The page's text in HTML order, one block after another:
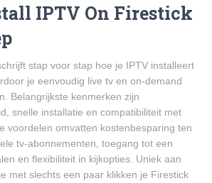
IPTV On Firestick
stap voor stap hoe je IPTV installeert
je eenvoudig live tv en on-demand
Belangrijkste kenmerken zijn
snelle installatie en compatibiliteit met
voordelen omvatten kostenbesparing ten
tv-abonnementen, toegang tot een
en flexibiliteit in kijkopties. Uniek aan
met slechts een paar klikken je Firestick